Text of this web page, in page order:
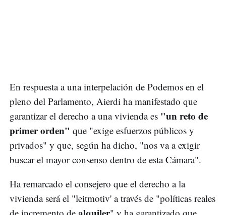
En respuesta a una interpelación de Podemos en el
pleno del Parlamento, Aierdi ha manifestado que
garantizar el derecho a una vivienda es "un reto de
primer orden" que "exige esfuerzos públicos y
privados" y que, según ha dicho, "nos va a exigir
buscar el mayor consenso dentro de esta Cámara".
Ha remarcado el consejero que el derecho a la
vivienda será el "leitmotiv' a través de "políticas reales